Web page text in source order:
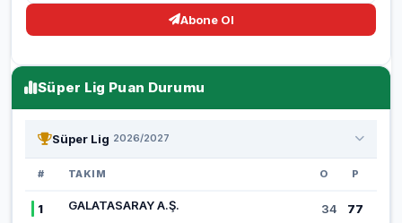
Abone Ol
Süper Lig Puan Durumu
Süper Lig 2026/2027
# TAKIM O P
1 GALATASARAY A.Ş. 34 77